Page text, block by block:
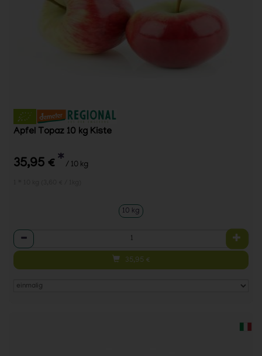
Apfel Topaz 10 kg Kiste
35,95 € * / 10 kg
10 kg
Anzahl
35,95 €